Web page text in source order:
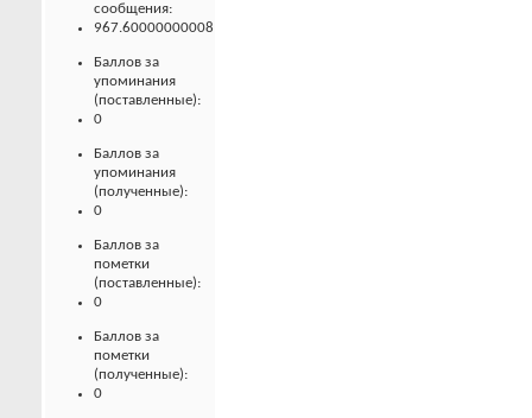
сообщения:
967.60000000008
Баллов за
упоминания
(поставленные):
0
Баллов за
упоминания
(полученные):
0
Баллов за
пометки
(поставленные):
0
Баллов за
пометки
(полученные):
0